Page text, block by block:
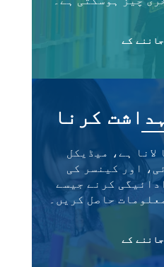
کے
کرنا
لانا ہے، میڈیکل
اور کینسر کی
کرنے جیسے
حاصل کریں۔
کے